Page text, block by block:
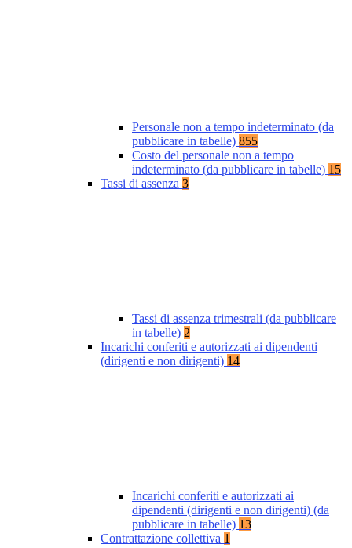
Personale non a tempo indeterminato (da
pubblicare in tabelle) 855
Costo del personale non a tempo
indeterminato (da pubblicare in tabelle) 15
Tassi di assenza 3
Tassi di assenza trimestrali (da pubblicare
in tabelle) 2
Incarichi conferiti e autorizzati ai dipendenti
(dirigenti e non dirigenti) 14
Incarichi conferiti e autorizzati ai
dipendenti (dirigenti e non dirigenti) (da
pubblicare in tabelle) 13
Contrattazione collettiva 1